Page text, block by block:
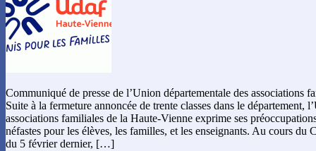
Communiqué de presse de l’Union départementale des associations
Suite à la fermeture annoncée de trente classes dans le département,
associations familiales de la Haute-Vienne exprime ses
néfastes pour les élèves, les familles, et les enseignants. Au cours du
du 5 février dernier, […]